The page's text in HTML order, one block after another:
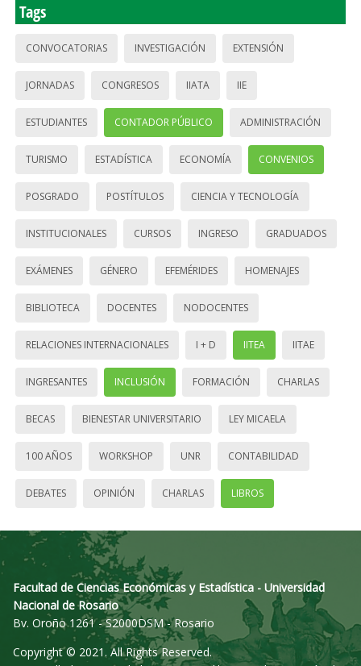
Tags
CONVOCATORIAS INVESTIGACIÓN EXTENSIÓN
JORNADAS CONGRESOS IIATA IIE
ESTUDIANTES CONTADOR PÚBLICO ADMINISTRACIÓN
TURISMO ESTADÍSTICA ECONOMÍA CONVENIOS
POSGRADO POSTÍTULOS CIENCIA Y TECNOLOGÍA
INSTITUCIONALES CURSOS INGRESO GRADUADOS
EXÁMENES GÉNERO EFEMÉRIDES HOMENAJES
BIBLIOTECA DOCENTES NODOCENTES
RELACIONES INTERNACIONALES I + D IITEA IITAE
INGRESANTES INCLUSIÓN FORMACIÓN CHARLAS
BECAS BIENESTAR UNIVERSITARIO LEY MICAELA
100 AÑOS WORKSHOP UNR CONTABILIDAD
DEBATES OPINIÓN CHARLAS LIBROS
Facultad de Ciencias Económicas y Estadística - Universidad
Nacional de Rosario
Bv. Oroño 1261 - S2000DSM - Rosario
Copyright © 2021. All Rights Reserved.